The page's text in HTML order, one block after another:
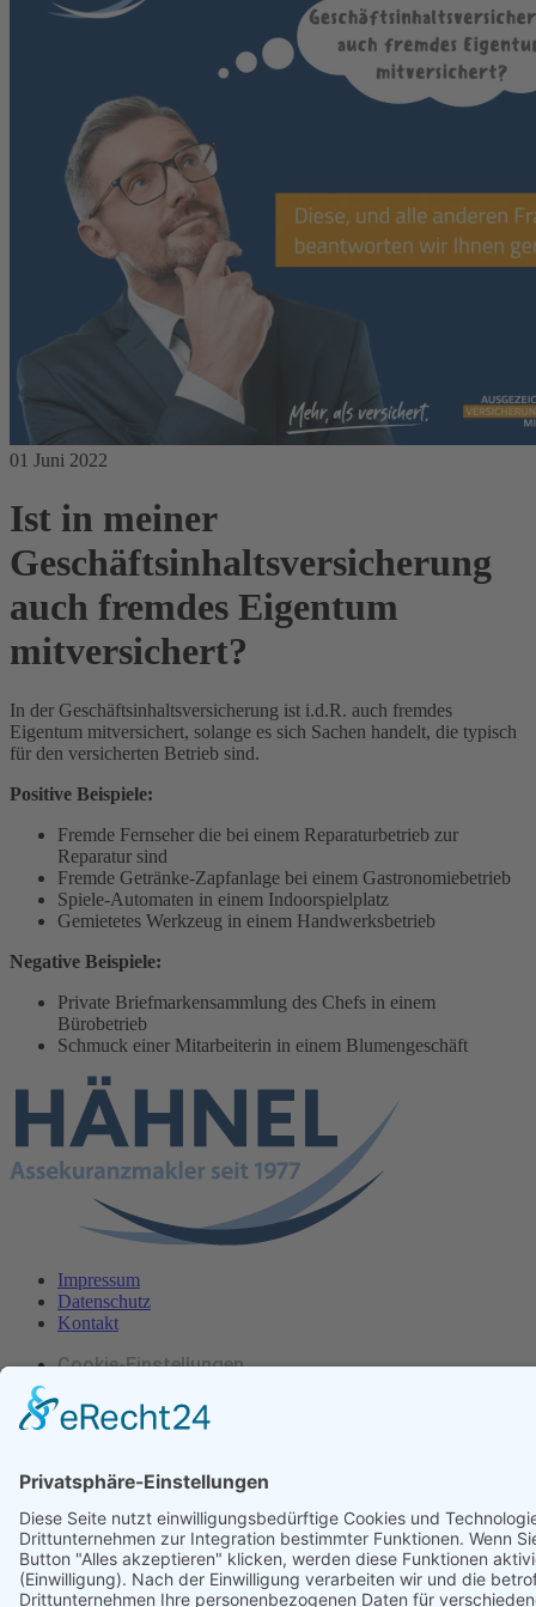
01 Juni 2022
Ist in meiner
Geschäftsinhaltsversicherung
auch fremdes Eigentum
mitversichert?
In der Geschäftsinhaltsversicherung ist i.d.R. auch fremdes
Eigentum mitversichert, solange es sich Sachen handelt, die typisch
für den versicherten Betrieb sind.
Positive Beispiele:
Fremde Fernseher die bei einem Reparaturbetrieb zur
Reparatur sind
Fremde Getränke-Zapfanlage bei einem Gastronomiebetrieb
Spiele-Automaten in einem Indoorspielplatz
Gemietetes Werkzeug in einem Handwerksbetrieb
Negative Beispiele:
Private Briefmarkensammlung des Chefs in einem
Bürobetrieb
Schmuck einer Mitarbeiterin in einem Blumengeschäft
Impressum
Datenschutz
Kontakt
Cookie-Einstellungen
Hähnel Assekuranzmakler Copyright ©
Konzept- und Werbeagentur